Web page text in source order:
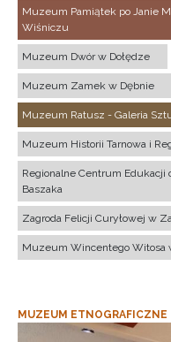
Muzeum Pamiątek po Janie
Wiśniczu
Muzeum Dwór w Dołędze
Muzeum Zamek w Dębnie
Muzeum Ratusz - Galeria
Muzeum Historii Tarnowa i
Regionalne Centrum Edukacji
Baszaka
Zagroda Felicji Curyłowej w
Muzeum Wincentego Witosa
MUZEUM ETNOGRAFICZNE